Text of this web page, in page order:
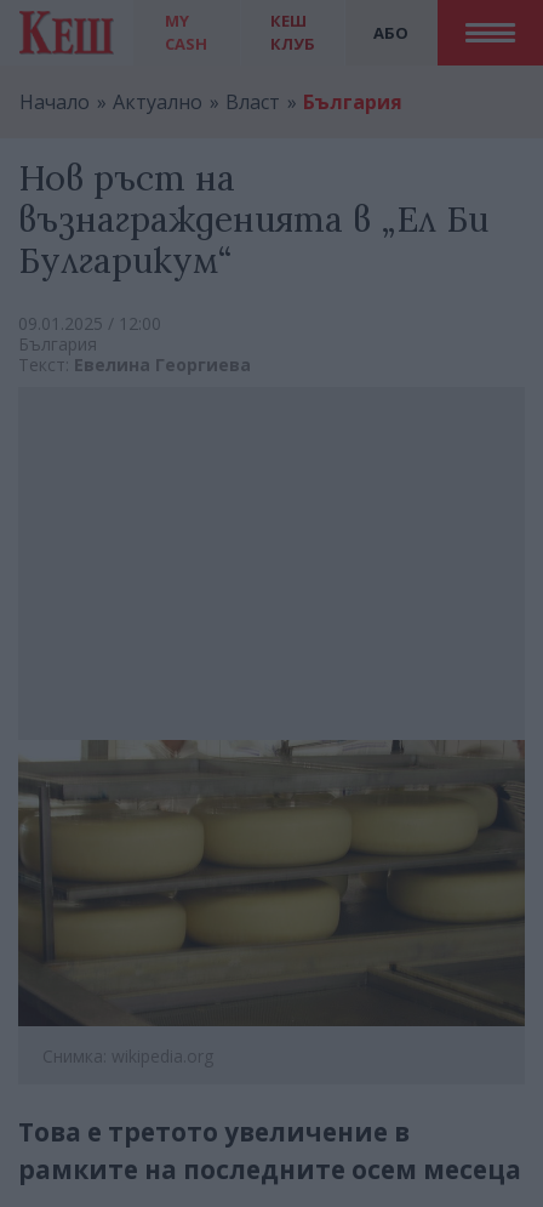
MY
CASH
АБО
КЕШ
КЛУБ
Начало Актуално Власт България
Нов ръст на
възнагражденията в „Ел Би
Булгарикум“
09.01.2025 / 12:00
България
Текст: Евелина Георгиева
Снимка: wikipedia.org
Това е третото увеличение в
рамките на последните осем месеца